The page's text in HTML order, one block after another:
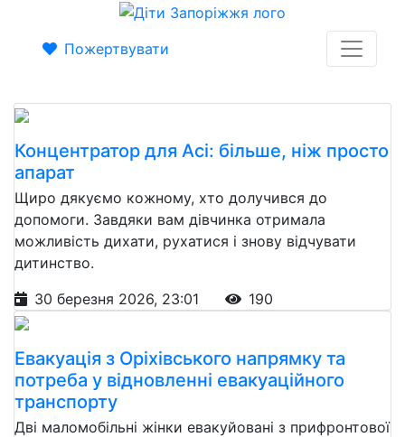
Пожертвувати
Концентратор для Асі: більше, ніж просто
апарат
Щиро дякуємо кожному, хто долучився до
допомоги. Завдяки вам дівчинка отримала
можливість дихати, рухатися і знову відчувати
дитинство.
30 березня 2026, 23:01
190
Евакуація з Оріхівського напрямку та
потреба у відновленні евакуаційного
транспорту
Дві маломобільні жінки евакуйовані з прифронтової